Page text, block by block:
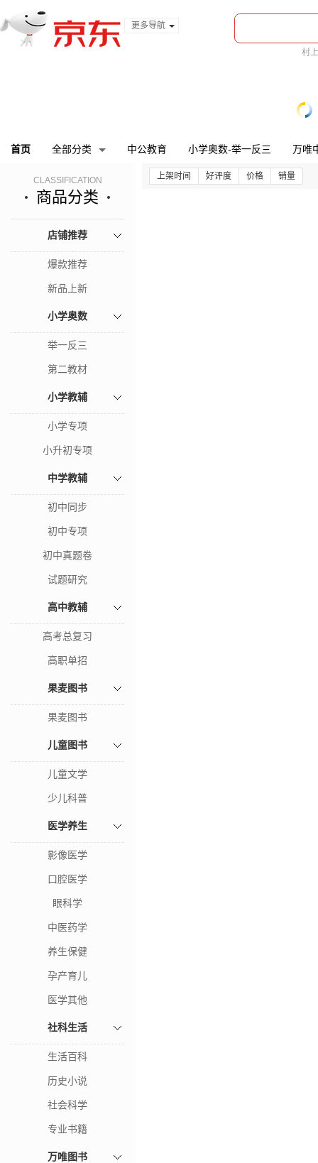
更多导航
村
首页 全部分类 中公教育 小学奥数-举一反三 万唯
CLASSIFICATION
商品分类
店铺推荐
爆款推荐
新品上新
小学奥数
举一反三
第二教材
小学教辅
小学专项
小升初专项
中学教辅
初中同步
初中专项
初中真题卷
试题研究
高中教辅
高考总复习
高职单招
果麦图书
果麦图书
儿童图书
儿童文学
少儿科普
医学养生
影像医学
口腔医学
眼科学
中医药学
养生保健
孕产育儿
医学其他
社科生活
生活百科
历史小说
社会科学
专业书籍
万唯图书
上架时间 好评度 价格 销量